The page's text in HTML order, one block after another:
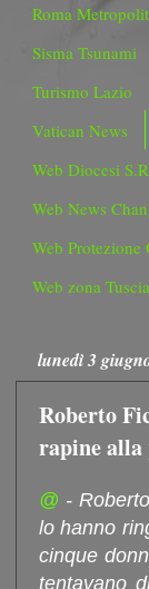
Roma
Sisma Tsunami
Turismo Lazio
Vatican News
Web Diocesi
Web News
Web Protezione
Web zona Tuscia
lunedì 3
Roberto
rapine alla
@ -
lo hanno
cinque
tentavano